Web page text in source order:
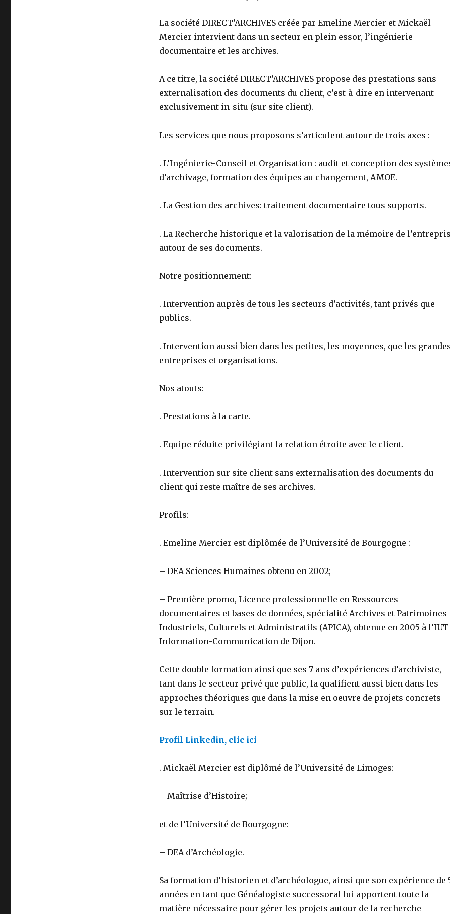
La société DIRECT’ARCHIVES créée par Emeline Mercier et Mickaël
Mercier intervient dans un secteur en plein essor, l’ingénierie
documentaire et les archives.
A ce titre, la société DIRECT’ARCHIVES propose des prestations sans
externalisation des documents du client, c’est-à-dire en intervenant
exclusivement in-situ (sur site client).
Les services que nous proposons s’articulent autour de trois axes :
. L’Ingénierie-Conseil et Organisation : audit et conception des
d’archivage, formation des équipes au changement, AMOE.
. La Gestion des archives: traitement documentaire tous supports.
. La Recherche historique et la valorisation de la mémoire de
autour de ses documents.
Notre positionnement:
. Intervention auprès de tous les secteurs d’activités, tant privés que
publics.
. Intervention aussi bien dans les petites, les moyennes, que les
entreprises et organisations.
Nos atouts:
. Prestations à la carte.
. Equipe réduite privilégiant la relation étroite avec le client.
. Intervention sur site client sans externalisation des documents du
client qui reste maître de ses archives.
Profils:
. Emeline Mercier est diplômée de l’Université de Bourgogne :
– DEA Sciences Humaines obtenu en 2002;
– Première promo, Licence professionnelle en Ressources
documentaires et bases de données, spécialité Archives et Patrimoines
Industriels, Culturels et Administratifs (APICA), obtenue en 2005 à l’IUT
Information-Communication de Dijon.
Cette double formation ainsi que ses 7 ans d’expériences d’archiviste,
tant dans le secteur privé que public, la qualifient aussi bien dans les
approches théoriques que dans la mise en oeuvre de projets concrets
sur le terrain.
Profil Linkedin, clic ici
. Mickaël Mercier est diplômé de l’Université de Limoges:
– Maîtrise d’Histoire;
et de l’Université de Bourgogne:
– DEA d’Archéologie.
Sa formation d’historien et d’archéologue, ainsi que son expérience de
années en tant que Généalogiste successoral lui apportent toute la
matière nécessaire pour gérer les projets autour de la recherche